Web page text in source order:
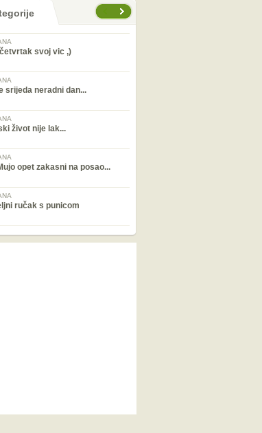
četvrtak svoj vic ,)
srijeda neradni dan...
život nije lak...
opet zakasni na posao...
ručak s punicom